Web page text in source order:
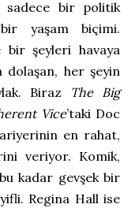
sadece bir politik
yaşam biçimi.
bir şeyleri havaya
dolaşan, her şeyin
Biraz The Big
Vice’taki Doc
en rahat,
veriyor. Komik,
kadar gevşek bir
Regina Hall ise